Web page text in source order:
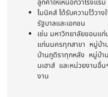
ลูกค้าให้เหนือกว่าโรงแร
ไมนิคส์ ได้รับความไว้วา
รัฐบาลและเอกชน
เช่น มหาวิทยาลัยขอนแก่
แก่นนครทุกสาขา หมู่บ้
บ้านภูดิราทุกหลัง หมู่บ้
นเฮาส์ และหน่วยงานอื่
งาน